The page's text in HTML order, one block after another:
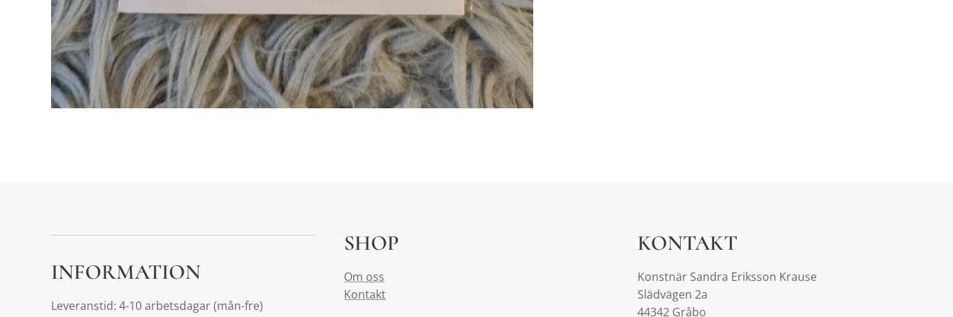
INFORMATION
Leveranstid: 4-10 arbetsdagar (mån-fre)
SHOP
Om oss
Kontakt
KONTAKT
Konstnär Sandra Eriksson Krause
Slädvägen 2a
44342 Gråbo